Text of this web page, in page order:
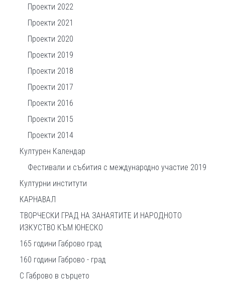
Проекти 2022
Проекти 2021
Проекти 2020
Проекти 2019
Проекти 2018
Проекти 2017
Проекти 2016
Проекти 2015
Проекти 2014
Културен Календар
Фестивали и събития с международно участие 2019
Културни институти
КАРНАВАЛ
ТВОРЧЕСКИ ГРАД НА ЗАНАЯТИТЕ И НАРОДНОТО
ИЗКУСТВО КЪМ ЮНЕСКО
165 години Габрово град
160 години Габрово - град
С Габрово в сърцето